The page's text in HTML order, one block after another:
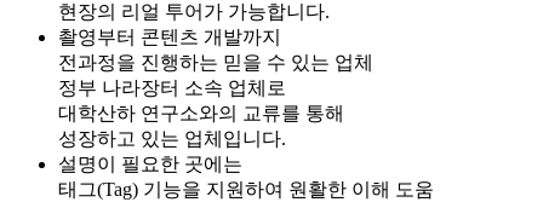
현장의 리얼 투어가 가능합니다.
촬영부터 콘텐츠 개발까지
전과정을 진행하는 믿을 수 있는 업체
정부 나라장터 소속 업체로
대학산하 연구소와의 교류를 통해
성장하고 있는 업체입니다.
설명이 필요한 곳에는
태그(Tag) 기능을 지원하여 원활한 이해 도움